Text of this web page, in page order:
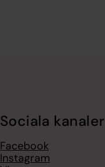
Sociala kanaler
Facebook
Instagram